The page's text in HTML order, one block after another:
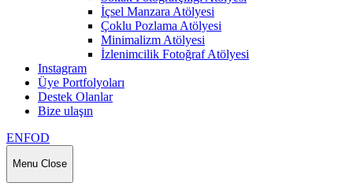
İçsel Manzara Atölyesi
Çoklu Pozlama Atölyesi
Minimalizm Atölyesi
İzlenimcilik Fotoğraf Atölyesi
Instagram
Üye Portfolyoları
Destek Olanlar
Bize ulaşın
ENFOD
Menu Close